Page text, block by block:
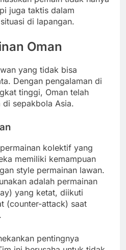
juga taktis dalam
di lapangan.
Oman
yang tidak bisa
Dengan pengalaman di
tinggi, Oman telah
di sepakbola Asia.
kolektif yang
memiliki kemampuan
style permainan lawan.
adalah permainan
yang ketat, diikuti
(counter-attack) saat
pentingnya